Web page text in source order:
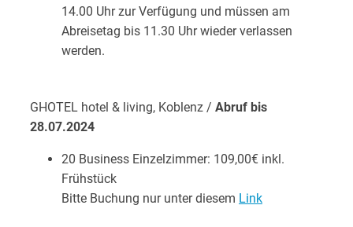
14.00 Uhr zur Verfügung und müssen am
Abreisetag bis 11.30 Uhr wieder verlassen
werden.
GHOTEL hotel & living, Koblenz / Abruf bis
28.07.2024
20 Business Einzelzimmer: 109,00€ inkl.
Frühstück
Bitte Buchung nur unter diesem Link